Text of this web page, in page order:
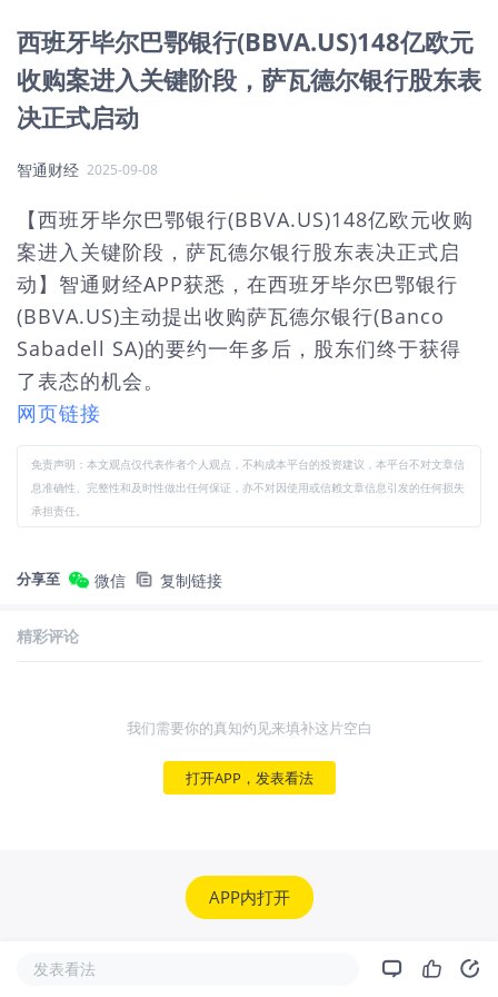
西班牙毕尔巴鄂银行(BBVA.US)148亿欧元
收购案进入关键阶段，萨瓦德尔银行股东表
决正式启动
智通财经 2025-09-08
【西班牙毕尔巴鄂银行(BBVA.US)148亿欧元收购
案进入关键阶段，萨瓦德尔银行股东表决正式启
动】智通财经APP获悉，在西班牙毕尔巴鄂银行
(BBVA.US)主动提出收购萨瓦德尔银行(Banco
Sabadell SA)的要约一年多后，股东们终于获得
了表态的机会。
网页链接
免责声明：本文观点仅代表作者个人观点，不构成本平台的投资建议，本平台不对文章信
息准确性、完整性和及时性做出任何保证，亦不对因使用或信赖文章信息引发的任何损失
承担责任。
分享至 微信 复制链接
精彩评论
我们需要你的真知灼见来填补这片空白
打开APP，发表看法
APP内打开
发表看法